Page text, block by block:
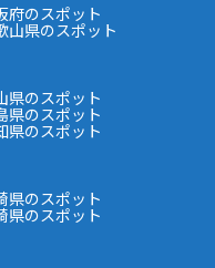
府のスポット
山県のスポット
県のスポット
県のスポット
県のスポット
県のスポット
県のスポット